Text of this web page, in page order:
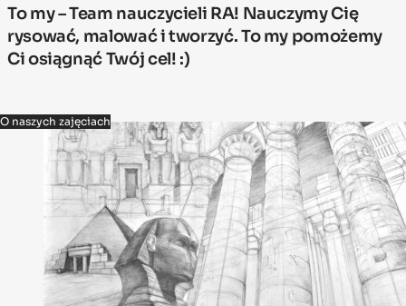
To my – Team nauczycieli RA! Nauczymy Cię
rysować, malować i tworzyć. To my pomożemy
Ci osiągnąć Twój cel! :)
O naszych zajęciach